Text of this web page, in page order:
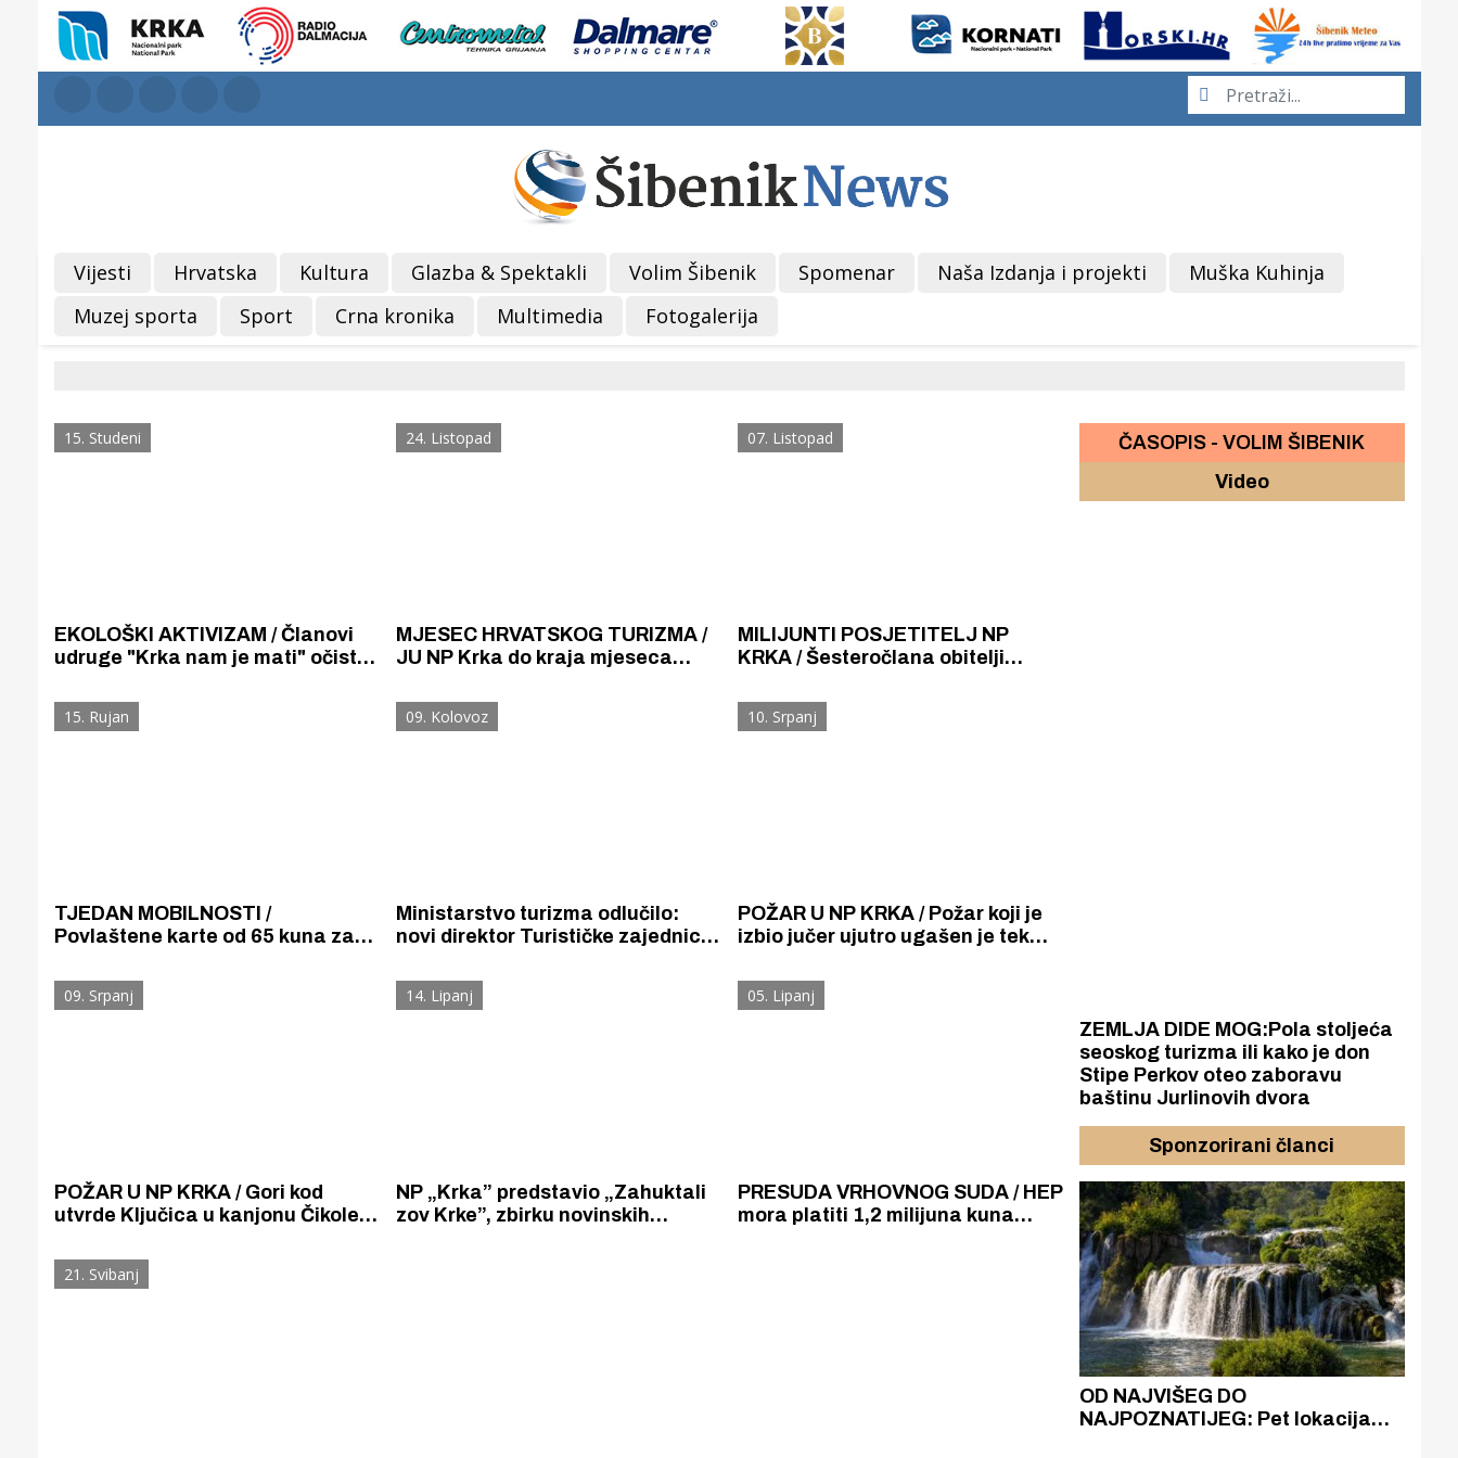
Vijesti Hrvatska Kultura Glazba & Spektakli Volim Šibenik Spomenar Naša Izdanja i projekti
Muška Kuhinja
Muzej sporta
Sport Crna kronika Multimedia Fotogalerija
15. Studeni
EKOLOŠKI AKTIVIZAM / Članovi
udruge "Krka nam je mati" očistili
stazu na ulazu u NP Krka
24. Listopad
MJESEC HRVATSKOG TURIZMA /
JU NP Krka do kraja mjeseca
za odrasle i 52 kune za mlade do
18 godina
07. Listopad
MILIJUNTI POSJETITELJ NP
KRKA / Šesteročlana obitelji
posjetitelj NP „Krka” u 2022.
godini
15. Rujan
TJEDAN MOBILNOSTI /
Povlaštene karte od 65 kuna za
pješačke staze u NP Krka
09. Kolovoz
Ministarstvo turizma odlučilo:
novi direktor Turističke zajednice
Krešimir Šakić.
10. Srpanj
POŽAR U NP KRKA / Požar koji je
izbio jučer ujutro ugašen je tek
niskog raslinja
09. Srpanj
POŽAR U NP KRKA / Gori kod
utvrde Ključica u kanjonu Čikole,
14. Lipanj
NP „Krka” predstavio „Zahuktali
zov Krke”, zbirku novinskih
05. Lipanj
PRESUDA VRHOVNOG SUDA / HEP
mora platiti 1,2 milijuna kuna
21. Svibanj
ČASOPIS - VOLIM ŠIBENIK
Video
ZEMLJA DIDE MOG:Pola stoljeća
seoskog turizma ili kako je don
Stipe Perkov oteo zaboravu
baštinu Jurlinovih dvora
Sponzorirani članci
OD NAJVIŠEG DO
NAJPOZNATIJEG: Pet lokacija